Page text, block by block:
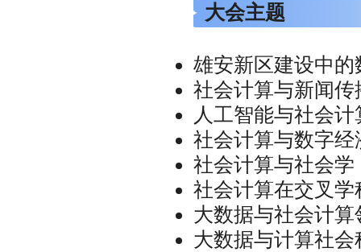
大会主题
雄安新区建设中的
社会计算与新闻传
人工智能与社会计
社会计算与数字经
社会计算与社会学
社会计算在交叉
大数据与社会计
大数据与计算社会